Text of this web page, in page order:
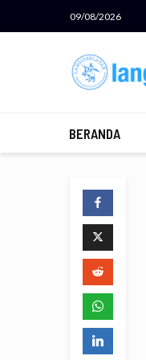
09/08/2026
BERANDA